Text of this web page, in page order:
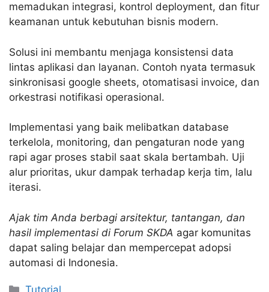
memadukan integrasi, kontrol deployment, dan fitur
keamanan untuk kebutuhan bisnis modern.
Solusi ini membantu menjaga konsistensi data
lintas aplikasi dan layanan. Contoh nyata termasuk
sinkronisasi google sheets, otomatisasi invoice, dan
orkestrasi notifikasi operasional.
Implementasi yang baik melibatkan database
terkelola, monitoring, dan pengaturan node yang
rapi agar proses stabil saat skala bertambah. Uji
alur prioritas, ukur dampak terhadap kerja tim, lalu
iterasi.
Ajak tim Anda berbagi arsitektur, tantangan, dan
hasil implementasi di Forum SKDA agar komunitas
dapat saling belajar dan mempercepat adopsi
automasi di Indonesia.
Categories
Tutorial